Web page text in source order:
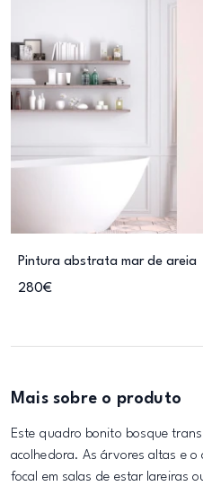
Pintura abstrata mar de areia
280€
Mais sobre o produto
Este quadro bonito bosque
acolhedora. As árvores altas e
focal em salas de estar lareiras